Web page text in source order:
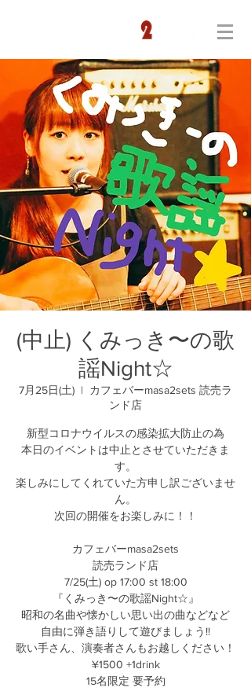
(中止) くみっき〜の歌
謡Night☆
7月25日(土)
  |
カフェバーmasa2sets 読売ラ
ンド店
新型コロナウイルスの感染拡大防止の為
本日のイベントは中止とさせていただきま
す。
楽しみにしてくれていた方申し訳ございませ
ん。
次回の開催をお楽しみに！！
カフェバーmasa2sets
読売ランド店
7/25(土) op 17:00 st 18:00
『くみっき〜の歌謡Night☆』
昭和の名曲や懐かしい思い出の曲などなど
自由に弾き語りして遊びましょう!!
歌い手さん、演奏者さんもお越しください！
¥1500 +1drink
15名限定 要予約